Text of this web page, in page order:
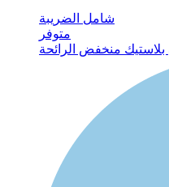
شامل الضريبة
متوفر
منخفض الرائحة